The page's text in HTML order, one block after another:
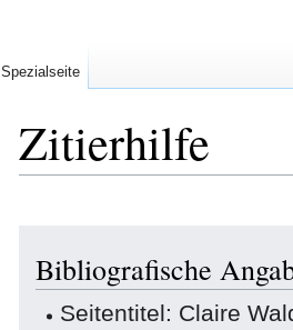
Zitierhilfe
Navigation
springen
Suche
springen
Bibliografische
Seitentitel: Claire
Spezialseite